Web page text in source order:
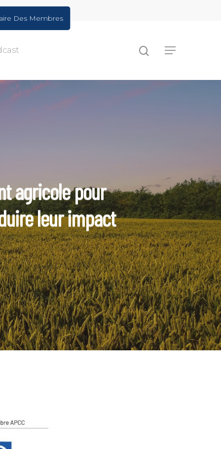
Des Membres
agricole pour
leur impact